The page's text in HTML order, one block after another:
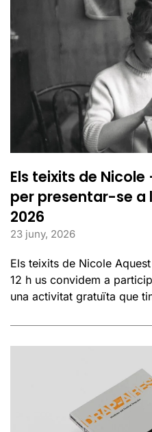
Els teixits de
per presentar-se
2026
23 juny, 2026
Els teixits de Nicole
12 h us convidem a
una activitat gratuïta que